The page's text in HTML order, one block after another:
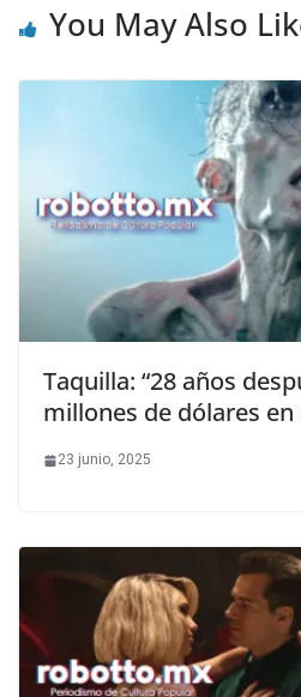
You May Also
Taquilla: “28 años
millones de dólares
23 junio, 2025